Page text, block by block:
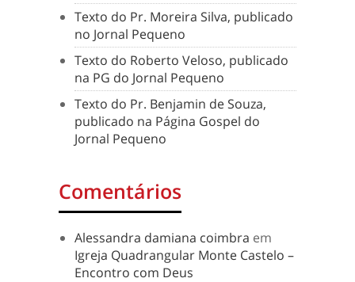
Texto do Pr. Moreira Silva, publicado
no Jornal Pequeno
Texto do Roberto Veloso, publicado
na PG do Jornal Pequeno
Texto do Pr. Benjamin de Souza,
publicado na Página Gospel do
Jornal Pequeno
Comentários
Alessandra damiana coimbra em
Igreja Quadrangular Monte Castelo –
Encontro com Deus